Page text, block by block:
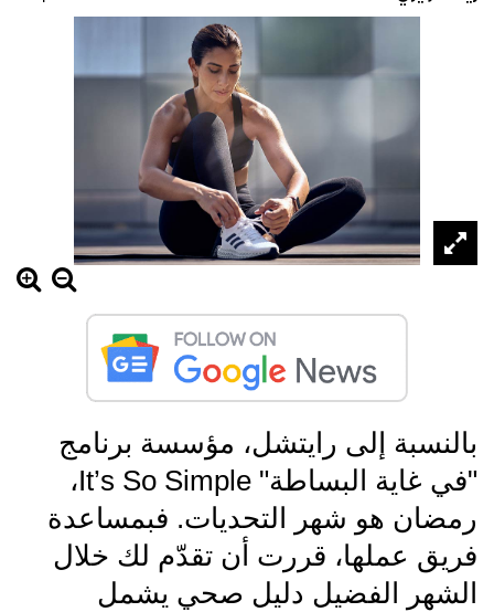
بالنسبة إلى رايتشل، مؤسسة برنامج
"في غاية البساطة" It’s So Simple،
رمضان هو شهر التحديات. فبمساعدة
فريق عملها، قررت أن تقدّم لك خلال
الشهر الفضيل دليل صحي يشمل